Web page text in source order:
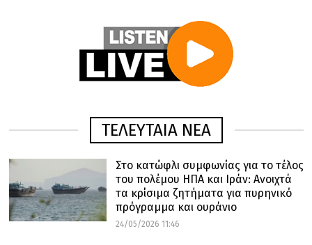
ΤΕΛΕΥΤΑΙΑ ΝΕΑ
Στο κατώφλι συμφωνίας για το τέλος
του πολέμου ΗΠΑ και Ιράν: Ανοιχτά
τα κρίσιμα ζητήματα για πυρηνικό
πρόγραμμα και ουράνιο
24/05/2026 11:46